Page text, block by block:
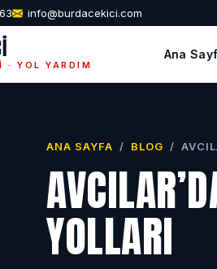
info@burdacekici.com
YOL YARDIM
Ana
ANA SAYFA / BLOG /
YOLLARI